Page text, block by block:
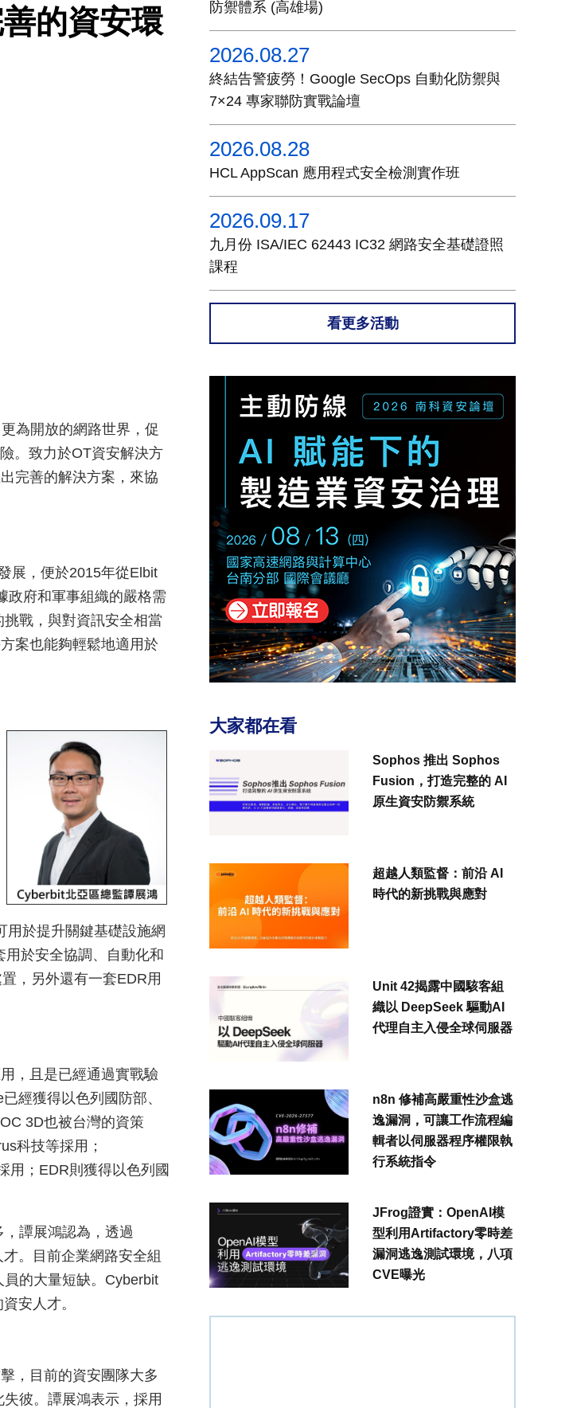
的資安環
為開放的網路世界，促
。致力於OT資安解決方
完善的解決方案，來協
展，便於2015年從Elbit
政府和軍事組織的嚴格需
戰，與對資訊安全相當
案也能夠輕鬆地適用於
用於提升關鍵基礎設施網
於安全協調、自動化和
，另外還有一套EDR用
，且是已經通過實戰驗
經獲得以色列國防部、
3D也被台灣的資策
科技等採用；
用；EDR則獲得以色列國
譚展鴻認為，透過
。目前企業網路安全組
的大量短缺。Cyberbit
安人才。
，目前的資安團隊大多
彼。譚展鴻表示，採用
防禦體系 (高雄場)
2026.08.27
終結告警疲勞！Google SecOps 自動化防禦與
7×24 專家聯防實戰論壇
2026.08.28
HCL AppScan 應用程式安全檢測實作班
2026.09.17
九月份 ISA/IEC 62443 IC32 網路安全基礎證照
課程
看更多活動
大家都在看
Sophos 推出 Sophos
Fusion，打造完整的 AI
原生資安防禦系統
超越人類監督：前沿 AI
時代的新挑戰與應對
Unit 42揭露中國駭客組
織以 DeepSeek 驅動AI
代理自主入侵全球伺服器
n8n 修補高嚴重性沙盒逃
逸漏洞，可讓工作流程編
輯者以伺服器程序權限執
行系統指令
JFrog證實：OpenAI模
型利用Artifactory零時差
漏洞逃逸測試環境，八項
CVE曝光